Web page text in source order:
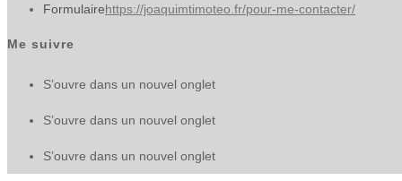
Formulairehttps://joaquimtimoteo.fr/pour-me-contacter/
Me suivre
S’ouvre dans un nouvel onglet
S’ouvre dans un nouvel onglet
S’ouvre dans un nouvel onglet